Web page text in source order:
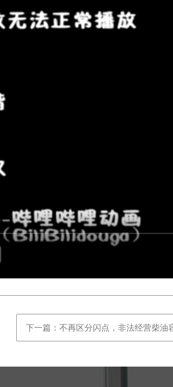
下一篇：不再区分闪点，非法经营柴油